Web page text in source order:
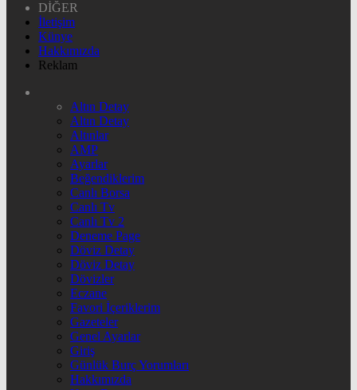
DİĞER
İletişim
Künye
Hakkımızda
Reklam
Altın Detay
Altın Detay
Altınlar
AMP
Ayarlar
Beğendiklerim
Canlı Borsa
Canlı Tv
Canlı Tv 2
Deneme Page
Döviz Detay
Döviz Detay
Dövizler
Eczane
Favori İçeriklerim
Gazeteler
Genel Ayarlar
Giriş
Günlük Burç Yorumları
Hakkımızda